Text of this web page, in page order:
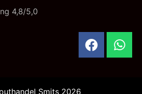
4,8/5,0
Smits 2026